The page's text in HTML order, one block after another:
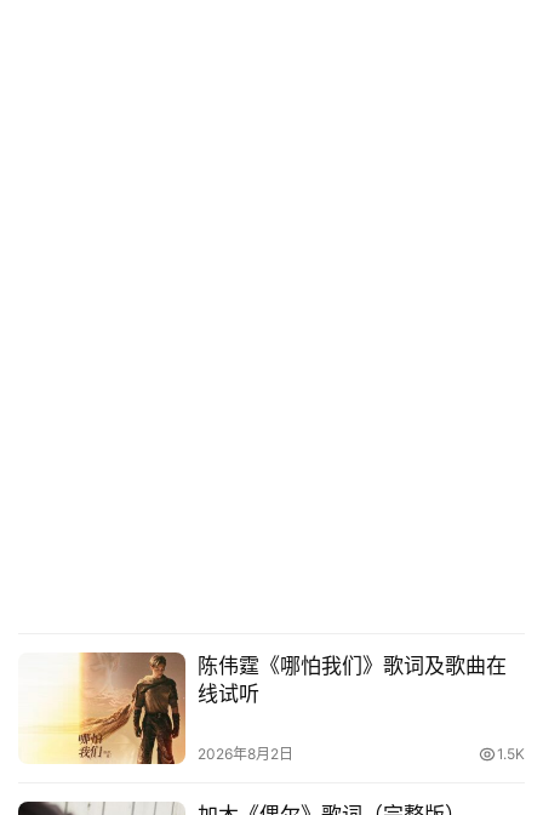
陈伟霆《哪怕我们》歌词及歌曲在
线试听
2026年8月2日 1.5K